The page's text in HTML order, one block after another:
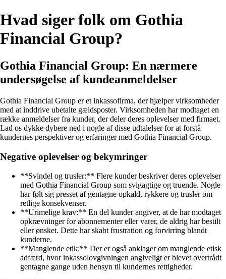
Hvad siger folk om Gothia
Financial Group?
Gothia Financial Group: En nærmere
undersøgelse af kundeanmeldelser
Gothia Financial Group er et inkassofirma, der hjælper virksomheder
med at inddrive ubetalte gældsposter. Virksomheden har modtaget en
række anmeldelser fra kunder, der deler deres oplevelser med firmaet.
Lad os dykke dybere ned i nogle af disse udtalelser for at forstå
kundernes perspektiver og erfaringer med Gothia Financial Group.
Negative oplevelser og bekymringer
**Svindel og trusler:** Flere kunder beskriver deres oplevelser
med Gothia Financial Group som svigagtige og truende. Nogle
har følt sig presset af gentagne opkald, rykkere og trusler om
retlige konsekvenser.
**Urimelige krav:** En del kunder angiver, at de har modtaget
opkrævninger for abonnementer eller varer, de aldrig har bestilt
eller ønsket. Dette har skabt frustration og forvirring blandt
kunderne.
**Manglende etik:** Der er også anklager om manglende etisk
adfærd, hvor inkassolovgivningen angiveligt er blevet overtrådt
gentagne gange uden hensyn til kundernes rettigheder.